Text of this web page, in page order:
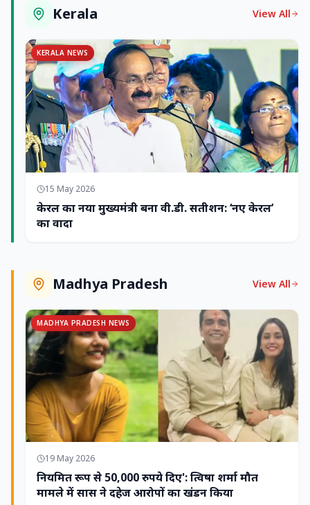
Kerala View All
KERALA NEWS
15 May 2026
केरल का नया मुख्यमंत्री बना वी.डी. सतीशन: ‘नए केरल’
का वादा
Madhya Pradesh View All
MADHYA PRADESH NEWS
19 May 2026
नियमित रूप से 50,000 रुपये दिए': त्विषा शर्मा मौत
मामले में सास ने दहेज आरोपों का खंडन किया